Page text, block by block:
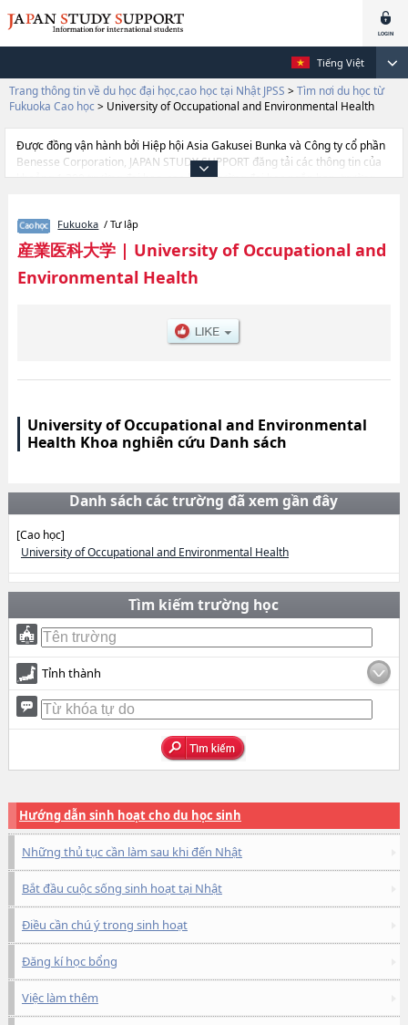
Tiếng Việt
Trang thông tin về du học đại học,cao học tại Nhật JPSS > Tìm nơi du học từ
Fukuoka Cao học > University of Occupational and Environmental Health
Được đồng vận hành bởi Hiệp hội Asia Gakusei Bunka và Công ty cổ phần
Benesse Corporation, JAPAN STUDY SUPPORT đăng tải các thông tin của
khoảng 1.300 trường đại học, cao học, trường đại học ngắn hạn, trường
Environmental Health, và thông tin cần thiết dành cho du học sinh, như là
về các , thông tin về từng khoa nghiên cứu, thông tin liên quan đến thi
tuyển như số lượng tuyển sinh, số lượng trúng tuyển, cở sở trang thiết bị,
hướng dẫn địa điểm v.v...
Fukuoka / Tư lập
産業医科大学| University of Occupational and
Environmental Health
University of Occupational and Environmental
Health Khoa nghiên cứu Danh sách
Danh sách các trường đã xem gần đây
[Cao học]
University of Occupational and Environmental Health
Tìm kiếm trường học
Tỉnh thành
Hướng dẫn sinh hoạt cho du học sinh
Những thủ tục cần làm sau khi đến Nhật
Bắt đầu cuộc sống sinh hoạt tại Nhật
Điều cần chú ý trong sinh hoạt
Đăng kí học bổng
Việc làm thêm